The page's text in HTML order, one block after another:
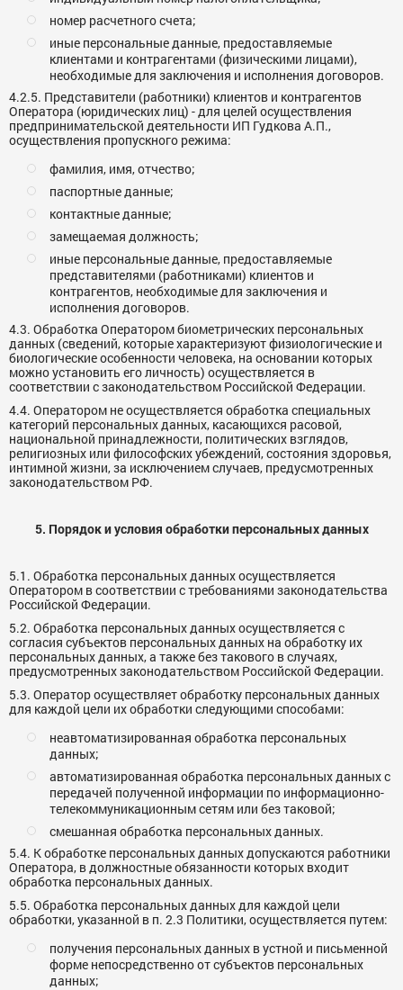
номер расчетного счета;
иные персональные данные, предоставляемые
клиентами и контрагентами (физическими лицами),
необходимые для заключения и исполнения договоров.
4.2.5. Представители (работники) клиентов и контрагентов
Оператора (юридических лиц) - для целей осуществления
предпринимательской деятельности ИП Гудкова А.П.,
осуществления пропускного режима:
фамилия, имя, отчество;
паспортные данные;
контактные данные;
замещаемая должность;
иные персональные данные, предоставляемые
представителями (работниками) клиентов и
контрагентов, необходимые для заключения и
исполнения договоров.
4.3. Обработка Оператором биометрических персональных
данных (сведений, которые характеризуют физиологические и
биологические особенности человека, на основании которых
можно установить его личность) осуществляется в
соответствии с законодательством Российской Федерации.
4.4. Оператором не осуществляется обработка специальных
категорий персональных данных, касающихся расовой,
национальной принадлежности, политических взглядов,
религиозных или философских убеждений, состояния здоровья,
интимной жизни, за исключением случаев, предусмотренных
законодательством РФ.
5. Порядок и условия обработки персональных данных
5.1. Обработка персональных данных осуществляется
Оператором в соответствии с требованиями законодательства
Российской Федерации.
5.2. Обработка персональных данных осуществляется с
согласия субъектов персональных данных на обработку их
персональных данных, а также без такового в случаях,
предусмотренных законодательством Российской Федерации.
5.3. Оператор осуществляет обработку персональных данных
для каждой цели их обработки следующими способами:
неавтоматизированная обработка персональных
данных;
автоматизированная обработка персональных данных с
передачей полученной информации по информационно-
телекоммуникационным сетям или без таковой;
смешанная обработка персональных данных.
5.4. К обработке персональных данных допускаются работники
Оператора, в должностные обязанности которых входит
обработка персональных данных.
5.5. Обработка персональных данных для каждой цели
обработки, указанной в п. 2.3 Политики, осуществляется путем:
получения персональных данных в устной и письменной
форме непосредственно от субъектов персональных
данных;